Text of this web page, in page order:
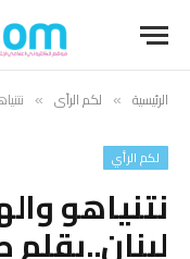
الرئيسية » لكم الرأي »
لكم الرأي
نتنياهو